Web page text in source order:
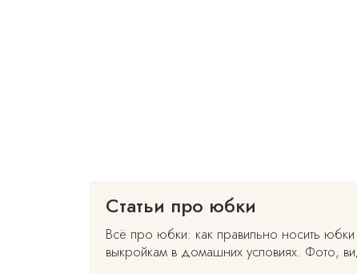
Статьи про юбки
Всё про юбки: как правильно носить
выкройкам в домашних условиях. Фото,